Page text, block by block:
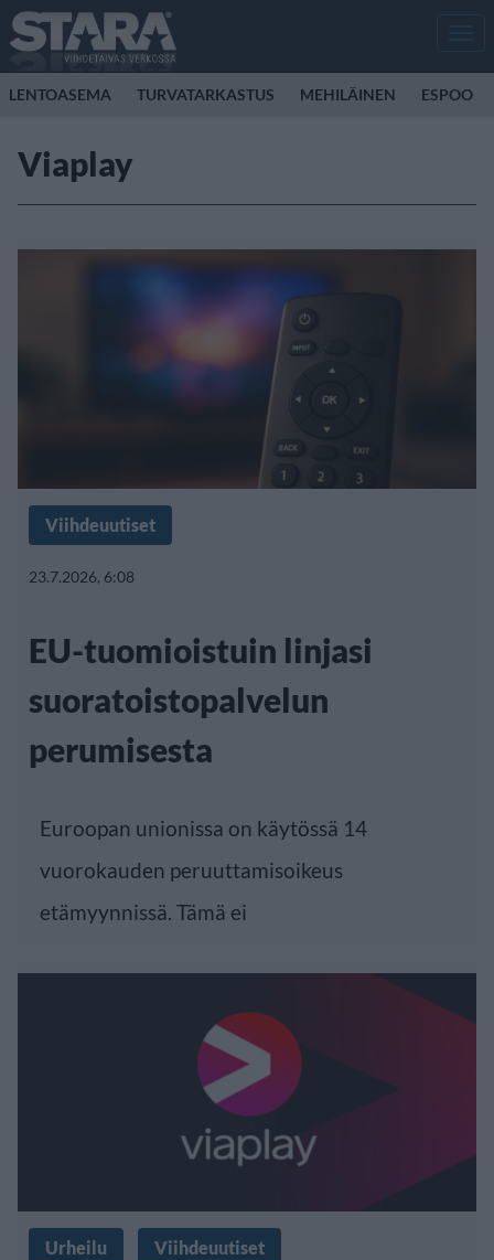
LENTOASEMA TURVATARKASTUS MEHILÄINEN ESPOO
Viaplay
Viihdeuutiset
23.7.2026, 6:08
EU-tuomioistuin linjasi
suoratoistopalvelun
perumisesta
Euroopan unionissa on käytössä 14
vuorokauden peruuttamisoikeus
etämyynnissä. Tämä ei
Urheilu Viihdeuutiset